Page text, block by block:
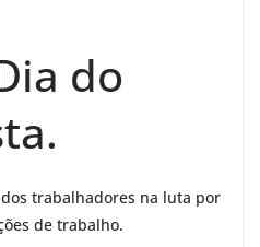
do
trabalhadores na luta por
de trabalho.